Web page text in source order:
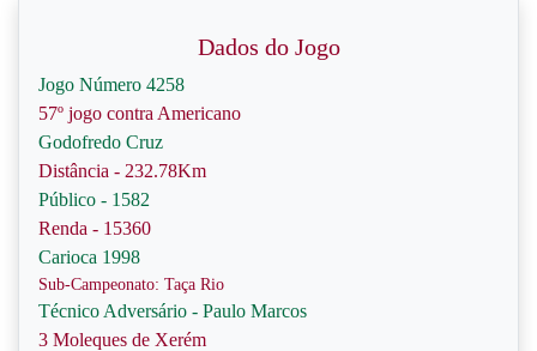
Dados do Jogo
Jogo Número 4258
57º jogo contra Americano
Godofredo Cruz
Distância - 232.78Km
Público - 1582
Renda - 15360
Carioca 1998
Sub-Campeonato: Taça Rio
Técnico Adversário - Paulo Marcos
3 Moleques de Xerém